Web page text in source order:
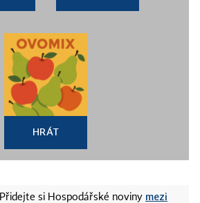
HRÁT
Přidejte si Hospodářské noviny mezi